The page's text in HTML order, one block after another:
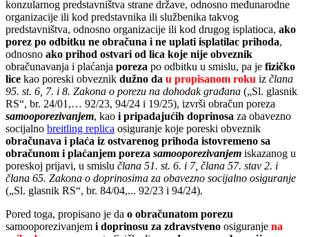
konzularnog predstavništva strane države, odnosno međunarodne
organizacije ili kod predstavnika ili službenika takvog
predstavništva, odnosno organizacije ili kod drugog isplatioca, ako
porez po odbitku ne obračuna i ne uplati isplatilac prihoda,
odnosno ako prihod ostvari od lica koje nije obveznik
obračunavanja i plaćanja poreza po odbitku u smislu, pa je fizičko
lice kao poreski obveznik dužno da u propisanom roku iz člana
95. st. 6, 7. i 8. Zakona o porezu na dohodak građana („Sl. glasnik
RS“, br. 24/01,… 92/23, 94/24 i 19/25), izvrši obračun poreza
samooporezivanjem, kao i pripadajućih doprinosa za obavezno
socijalno breitling replica osiguranje koje poreski obveznik
obračunava i plaća iz ostvarenog prihoda istovremeno sa
obračunom i plaćanjem poreza samooporezivanjem iskazanog u
poreskoj prijavi, u smislu člana 51. st. 6. i 7, člana 57. stav 2. i
člana 65. Zakona o doprinosima za obavezno socijalno osiguranje
(„Sl. glasnik RS“, br. 84/04,... 92/23 i 94/24).
Pored toga, propisano je da o obračunatom porezu
samooporezivanjem i doprinosu za zdravstveno osiguranje na